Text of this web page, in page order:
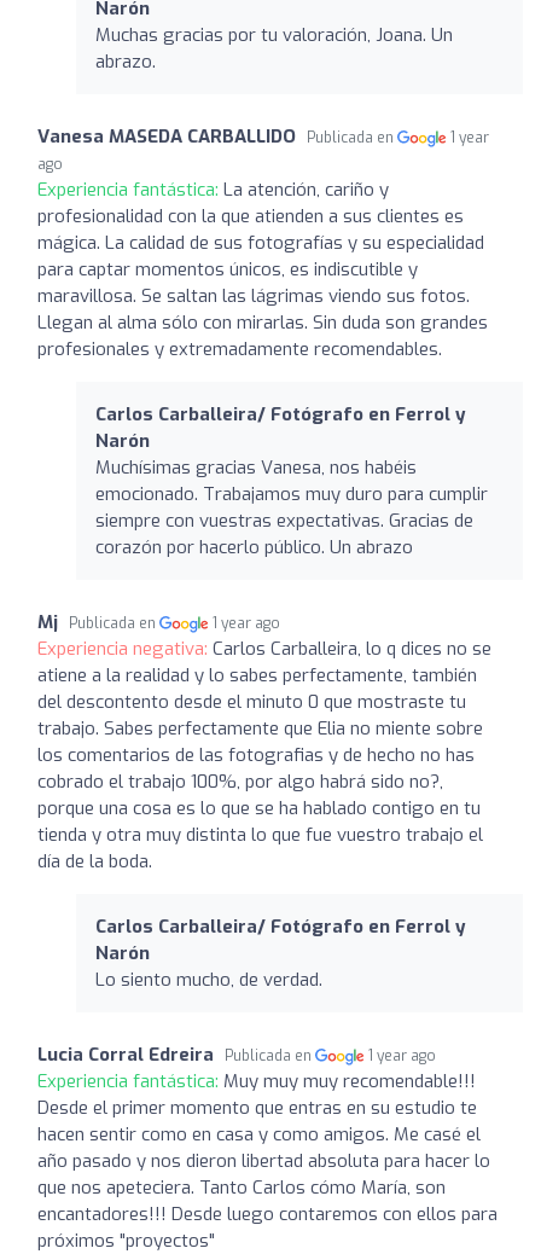
Narón
Muchas gracias por tu valoración, Joana. Un
abrazo.
Vanesa MASEDA CARBALLIDO Publicada en
1 year
ago
Experiencia fantástica: La atención, cariño y
profesionalidad con la que atienden a sus clientes es
mágica. La calidad de sus fotografías y su especialidad
para captar momentos únicos, es indiscutible y
maravillosa. Se saltan las lágrimas viendo sus fotos.
Llegan al alma sólo con mirarlas. Sin duda son grandes
profesionales y extremadamente recomendables.
Carlos Carballeira/ Fotógrafo en Ferrol y
Narón
Muchísimas gracias Vanesa, nos habéis
emocionado. Trabajamos muy duro para cumplir
siempre con vuestras expectativas. Gracias de
corazón por hacerlo público. Un abrazo
Mj Publicada en 1 year ago
Experiencia negativa: Carlos Carballeira, lo q dices no se
atiene a la realidad y lo sabes perfectamente, también
del descontento desde el minuto 0 que mostraste tu
trabajo. Sabes perfectamente que Elia no miente sobre
los comentarios de las fotografias y de hecho no has
cobrado el trabajo 100%, por algo habrá sido no?,
porque una cosa es lo que se ha hablado contigo en tu
tienda y otra muy distinta lo que fue vuestro trabajo el
día de la boda.
Carlos Carballeira/ Fotógrafo en Ferrol y
Narón
Lo siento mucho, de verdad.
Lucia Corral Edreira Publicada en 1 year ago
Experiencia fantástica: Muy muy muy recomendable!!!
Desde el primer momento que entras en su estudio te
hacen sentir como en casa y como amigos. Me casé el
año pasado y nos dieron libertad absoluta para hacer lo
que nos apeteciera. Tanto Carlos cómo María, son
encantadores!!! Desde luego contaremos con ellos para
próximos "proyectos"